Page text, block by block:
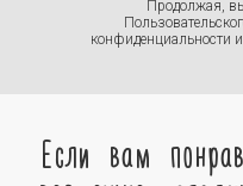
Продолжая,
конфиденциальности
Если вам